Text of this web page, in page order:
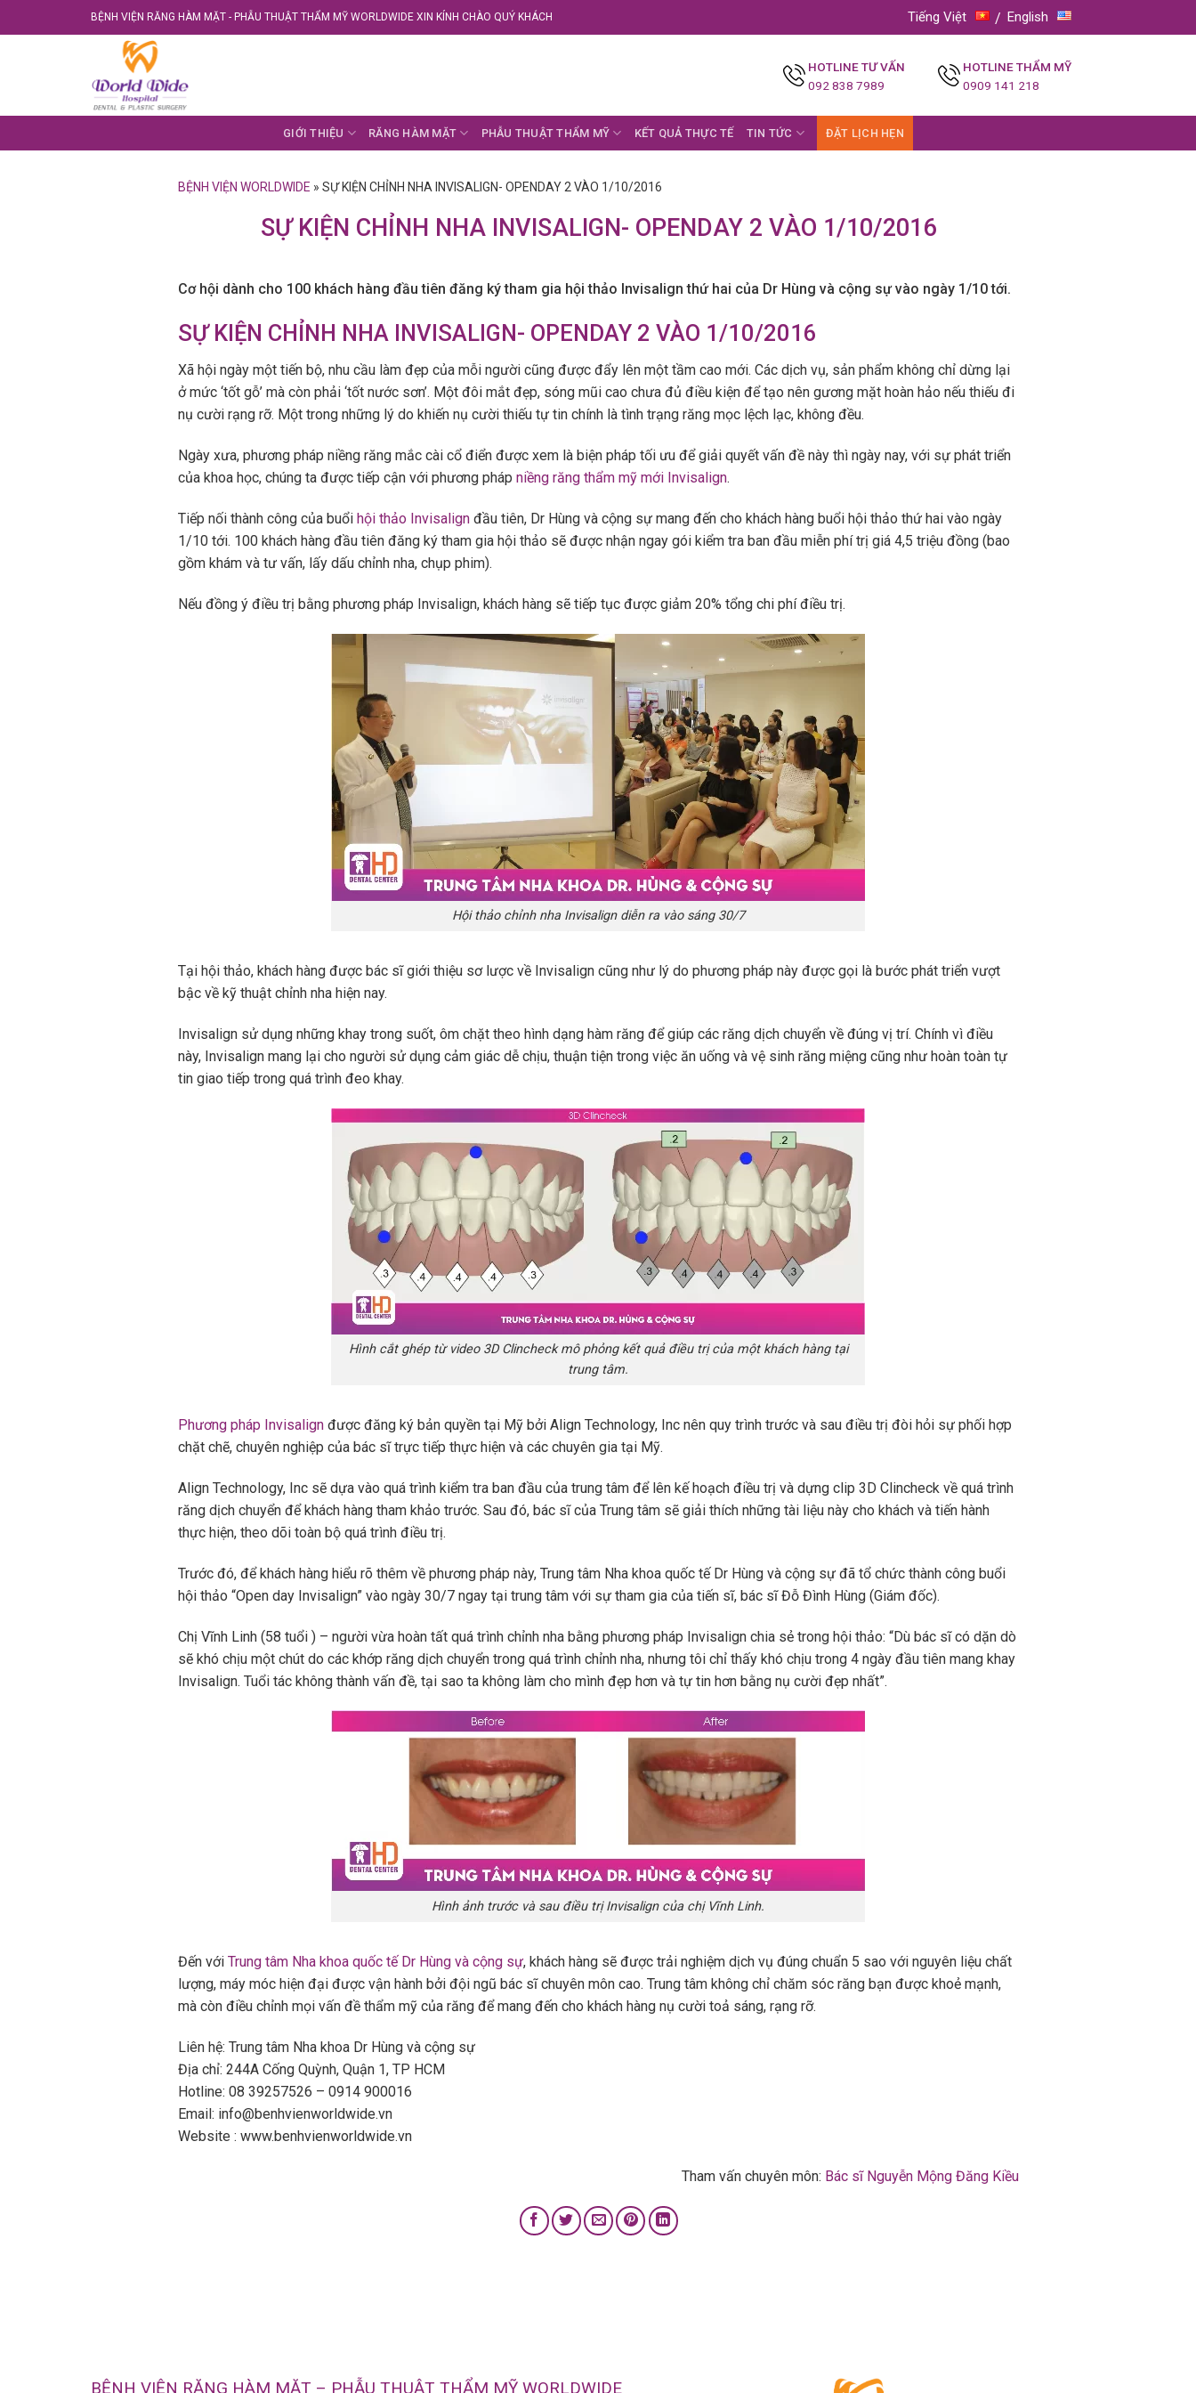
to
BỆNH VIỆN RĂNG HÀM MẶT - PHẪU THUẬT THẨM MỸ WORLDWIDE XIN KÍNH CHÀO QUÝ KHÁCH Tiếng Việt English
HOTLINE TƯ VẤN
092 838 7989
HOTLINE THẨM MỸ
0909 141 218
GIỚI THIỆU RĂNG HÀM MẶT PHẪU THUẬT THẨM MỸ KẾT QUẢ THỰC TẾ TIN TỨC ĐẶT LỊCH HẸN
BỆNH VIỆN WORLDWIDE » SỰ KIỆN CHỈNH NHA INVISALIGN- OPENDAY 2 VÀO 1/10/2016
SỰ KIỆN CHỈNH NHA INVISALIGN- OPENDAY 2 VÀO 1/10/2016
Cơ hội dành cho 100 khách hàng đầu tiên đăng ký tham gia hội thảo Invisalign thứ hai của Dr Hùng và cộng sự vào ngày 1/10 tới.
SỰ KIỆN CHỈNH NHA INVISALIGN- OPENDAY 2 VÀO 1/10/2016
Xã hội ngày một tiến bộ, nhu cầu làm đẹp của mỗi người cũng được đẩy lên một tầm cao mới. Các dịch vụ, sản phẩm không chỉ dừng lại
ở mức ‘tốt gỗ’ mà còn phải ‘tốt nước sơn’. Một đôi mắt đẹp, sóng mũi cao chưa đủ điều kiện để tạo nên gương mặt hoàn hảo nếu thiếu đi
nụ cười rạng rỡ. Một trong những lý do khiến nụ cười thiếu tự tin chính là tình trạng răng mọc lệch lạc, không đều.
Ngày xưa, phương pháp niềng răng mắc cài cổ điển được xem là biện pháp tối ưu để giải quyết vấn đề này thì ngày nay, với sự phát triển
của khoa học, chúng ta được tiếp cận với phương pháp niềng răng thẩm mỹ mới Invisalign.
Tiếp nối thành công của buổi hội thảo Invisalignđầu tiên, Dr Hùng và cộng sự mang đến cho khách hàng buổi hội thảo thứ hai vào ngày
1/10 tới. 100 khách hàng đầu tiên đăng ký tham gia hội thảo sẽ được nhận ngay gói kiểm tra ban đầu miễn phí trị giá 4,5 triệu đồng (bao
gồm khám và tư vấn, lấy dấu chỉnh nha, chụp phim).
Nếu đồng ý điều trị bằng phương pháp Invisalign, khách hàng sẽ tiếp tục được giảm 20% tổng chi phí điều trị.
Hội thảo chỉnh nha Invisalign diễn ra vào sáng 30/7
Tại hội thảo, khách hàng được bác sĩ giới thiệu sơ lược về Invisalign cũng như lý do phương pháp này được gọi là bước phát triển vượt
bậc về kỹ thuật chỉnh nha hiện nay.
Invisalign sử dụng những khay trong suốt, ôm chặt theo hình dạng hàm răng để giúp các răng dịch chuyển về đúng vị trí. Chính vì điều
này, Invisalign mang lại cho người sử dụng cảm giác dễ chịu, thuận tiện trong việc ăn uống và vệ sinh răng miệng cũng như hoàn toàn tự
tin giao tiếp trong quá trình đeo khay.
Hình cắt ghép từ video 3D Clincheck mô phỏng kết quả điều trị của một khách hàng tại
trung tâm.
Phương pháp Invisalignđược đăng ký bản quyền tại Mỹ bởi Align Technology, Inc nên quy trình trước và sau điều trị đòi hỏi sự phối hợp
chặt chẽ, chuyên nghiệp của bác sĩ trực tiếp thực hiện và các chuyên gia tại Mỹ.
Align Technology, Inc sẽ dựa vào quá trình kiểm tra ban đầu của trung tâm để lên kế hoạch điều trị và dựng clip 3D Clincheck về quá trình
răng dịch chuyển để khách hàng tham khảo trước. Sau đó, bác sĩ của Trung tâm sẽ giải thích những tài liệu này cho khách và tiến hành
thực hiện, theo dõi toàn bộ quá trình điều trị.
Trước đó, để khách hàng hiểu rõ thêm về phương pháp này, Trung tâm Nha khoa quốc tế Dr Hùng và cộng sự đã tổ chức thành công buổi
hội thảo “Open day Invisalign” vào ngày 30/7 ngay tại trung tâm với sự tham gia của tiến sĩ, bác sĩ Đỗ Đình Hùng (Giám đốc).
Chị Vĩnh Linh (58 tuổi ) – người vừa hoàn tất quá trình chỉnh nha bằng phương pháp Invisalign chia sẻ trong hội thảo: “Dù bác sĩ có dặn dò
sẽ khó chịu một chút do các khớp răng dịch chuyển trong quá trình chỉnh nha, nhưng tôi chỉ thấy khó chịu trong 4 ngày đầu tiên mang khay
Invisalign. Tuổi tác không thành vấn đề, tại sao ta không làm cho mình đẹp hơn và tự tin hơn bằng nụ cười đẹp nhất”.
Hình ảnh trước và sau điều trị Invisalign của chị Vĩnh Linh.
Đến với Trung tâm Nha khoa quốc tế Dr Hùng và cộng sự, khách hàng sẽ được trải nghiệm dịch vụ đúng chuẩn 5 sao với nguyên liệu chất
lượng, máy móc hiện đại được vận hành bởi đội ngũ bác sĩ chuyên môn cao. Trung tâm không chỉ chăm sóc răng bạn được khoẻ mạnh,
mà còn điều chỉnh mọi vấn đề thẩm mỹ của răng để mang đến cho khách hàng nụ cười toả sáng, rạng rỡ.
Liên hệ: Trung tâm Nha khoa Dr Hùng và cộng sự
Địa chỉ: 244A Cống Quỳnh, Quận 1, TP HCM
Hotline: 08 39257526 – 0914 900016
Email: info@benhvienworldwide.vn
Website : www.benhvienworldwide.vn
Tham vấn chuyên môn: Bác sĩ Nguyễn Mộng Đăng Kiều
BỆNH VIỆN RĂNG HÀM MẶT – PHẪU THUẬT THẨM MỸ WORLDWIDE